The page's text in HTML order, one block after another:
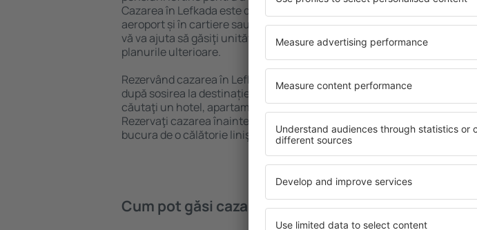
Cazarea în Lefkada este disponibilă în centrul orașului, lângă
aeroport și în cartiere sau regiuni mai puțin populare. Acest lucru
vă va ajuta să găsiţi unităţi de cazare în funcție de nevoi și de
planurile ulterioare.
Rezervând cazarea în Lefkada mai devreme, aveți garanţia că
după sosirea la destinație vă puteţi relaxa, fără a fi nevoie să
căutaţi un hotel, apartament sau altă unitate de cazare.
Rezervaţi cazarea înainte de călătoria spre Lefkada și vă veţi
bucura de o călătorie liniştită.
Cum pot găsi cazare în Lefkada?